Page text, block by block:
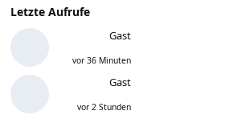
Letzte Aufrufe
Gast
vor 36 Minuten
Gast
vor 2 Stunden